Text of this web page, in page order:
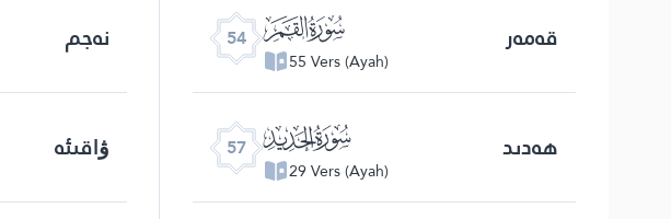
نەجم 54 ﯣ
55 Vers (Ayah)
قەمەر
ۋاقىئە 57 ﯦ
29 Vers (Ayah)
ھەدىد